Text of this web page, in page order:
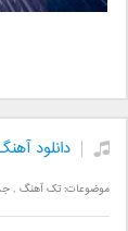
دانلود
موضوعات:تک آهنگ ,